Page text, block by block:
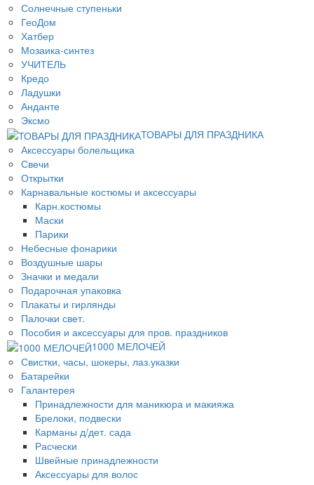
Солнечные ступеньки
ГеоДом
Хатбер
Мозаика-синтез
УЧИТЕЛЬ
Кредо
Ладушки
Анданте
Эксмо
ТОВАРЫ ДЛЯ ПРАЗДНИКА
Аксессуары болельщика
Свечи
Открытки
Карнавальные костюмы и аксессуары
Карн.костюмы
Маски
Парики
Небесные фонарики
Воздушные шары
Значки и медали
Подарочная упаковка
Плакаты и гирлянды
Палочки свет.
Пособия и аксессуары для пров. праздников
1000 МЕЛОЧЕЙ
Свистки, часы, шокеры, лаз.указки
Батарейки
Галантерея
Принадлежности для маникюра и макияжа
Брелоки, подвески
Карманы д/дет. сада
Расчески
Швейные принадлежности
Аксессуары для волос